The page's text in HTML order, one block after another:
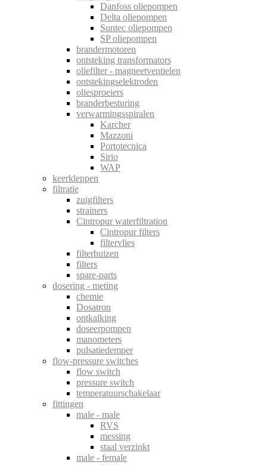
Danfoss oliepompen
Delta oliepompen
Suntec oliepompen
SP oliepompen
brandermotoren
ontsteking transformators
oliefilter - magneetventielen
ontstekingselektroden
oliesproeiers
branderbesturing
verwarmingsspiralen
Karcher
Mazzoni
Portotecnica
Sirio
WAP
keerkleppen
filtratie
zuigfilters
strainers
Cintropur waterfiltration
Cintropur filters
filtervlies
filterhuizen
filters
spare-parts
dosering - meting
chemie
Dosatron
ontkalking
doseerpompen
manometers
pulsatiedemper
flow-pressure switches
flow switch
pressure switch
temperatuurschakelaar
fittingen
male - male
RVS
messing
staal verzinkt
male - female